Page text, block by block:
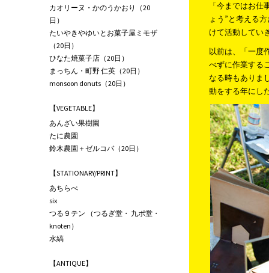
「今まではお
ょう”と考える
けて活動してい
以前は、「一度
べずに作業する
なる時もありま
動をする年にし
カオリーヌ・かのうかおり（20
日）
たいやきやゆいとお菓子屋ミモザ
（20日）
ひなた焼菓子店（20日）
まっちん・町野 仁英（20日）
monsoon donuts（20日）
【VEGETABLE】
あんざい果樹園
たに農園
鈴木農園＋ゼルコバ（20日）
【STATIONARY/PRINT】
あちらべ
six
つる９テン （つるぎ堂・ 九ポ堂・
knoten）
水縞
【ANTIQUE】